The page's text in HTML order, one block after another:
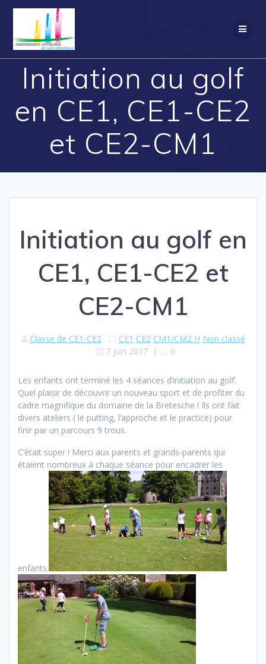
Initiation au golf
en CE1, CE1-CE2
et CE2-CM1
Initiation au golf en
CE1, CE1-CE2 et
CE2-CM1
Classe de CE1-CE2 CE1 CE2 CM1/CM2 H Non classé
7 juin 2017 | 0
Les enfants ont terminé les 4 séances d’initiation au golf.
Quel plaisir de découvrir un nouveau sport et de profiter du
cadre magnifique du domaine de la Bretesche ! Ils ont fait
divers ateliers ( le putting, l’approche et le practice) pour
finir par un parcours 9 trous.
C’était super ! Merci aux parents et grands-parents qui
étaient nombreux à chaque séance pour encadrer les
enfants.